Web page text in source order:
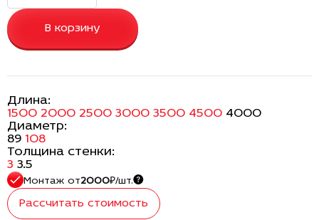
В корзину
Длина:
1500 2000 2500 3000 3500 4500 4000
Диаметр:
89 108
Толщина стенки:
3 3.5
Монтаж от2000₽/шт.
Рассчитать стоимость